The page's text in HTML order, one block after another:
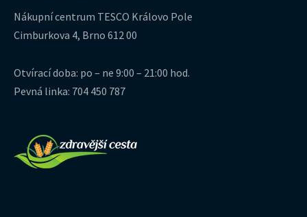
Nákupní centrum TESCO Královo Pole
Cimburkova 4, Brno 612 00
Otvírací doba: po – ne 9:00 – 21:00 hod.
Pevná linka: 704 450 787